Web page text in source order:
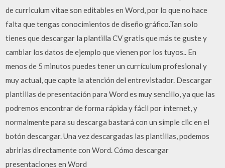
de curriculum vitae son editables en Word, por lo que no hace
falta que tengas conocimientos de diseño gráfico.Tan solo
tienes que descargar la plantilla CV gratis que más te guste y
cambiar los datos de ejemplo que vienen por los tuyos.. En
menos de 5 minutos puedes tener un currículum profesional y
muy actual, que capte la atención del entrevistador. Descargar
plantillas de presentación para Word es muy sencillo, ya que las
podremos encontrar de forma rápida y fácil por internet, y
normalmente para su descarga bastará con un simple clic en el
botón descargar. Una vez descargadas las plantillas, podemos
abrirlas directamente con Word. Cómo descargar
presentaciones en Word